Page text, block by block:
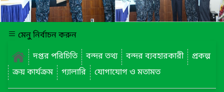
মেনু নির্বাচন করুন
দপ্তর পরিচিতি
বন্দর তথ্য বন্দর ব্যবহারকারী
প্রকল্প
ক্রয় কার্যক্রম
গ্যালারি যোগাযোগ ও মতামত